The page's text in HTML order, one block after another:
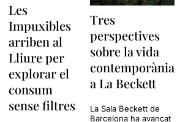
Les
Impuxibles
arriben al
Lliure per
explorar el
consum
sense filtres
Tres
perspectives
sobre la vida
contemporània
a La Beckett
La Sala Beckett de
Barcelona ha avançat